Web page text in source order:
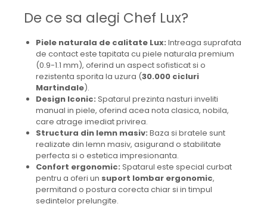
De ce sa alegi Chef Lux?
Piele naturala de calitate Lux: Intreaga suprafata
de contact este tapitata cu piele naturala premium
(0.9-1.1 mm), oferind un aspect sofisticat si o
rezistenta sporita la uzura (30.000 cicluri
Martindale).
Design Iconic: Spatarul prezinta nasturi inveliti
manual in piele, oferind acea nota clasica, nobila,
care atrage imediat privirea.
Structura din lemn masiv: Baza si bratele sunt
realizate din lemn masiv, asigurand o stabilitate
perfecta si o estetica impresionanta.
Confort ergonomic: Spatarul este special curbat
pentru a oferi un suport lombar ergonomic,
permitand o postura corecta chiar si in timpul
sedintelor prelungite.